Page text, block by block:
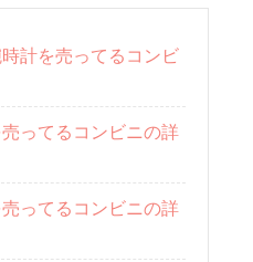
時計を売ってるコンビ
売ってるコンビニの詳
売ってるコンビニの詳